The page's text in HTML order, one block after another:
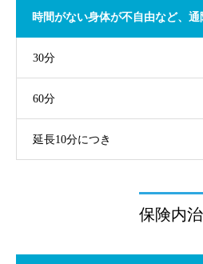
時間がない身体が不自由など、
30分
60分
延長10分につき
保険内